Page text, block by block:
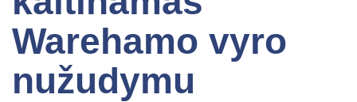
Warehamo vyro
nužudymu